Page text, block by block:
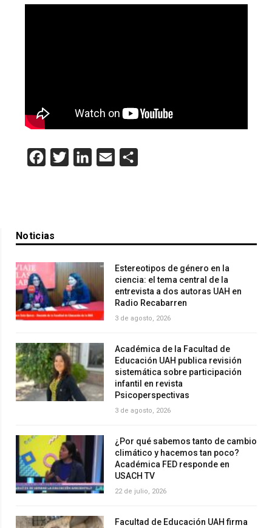
Facebook
Twitter LinkedInEmail
Noticias
Estereotipos de género en la
ciencia: el tema central de la
entrevista a dos autoras UAH en
Radio Recabarren
3 de agosto, 2026
Académica de la Facultad de
Educación UAH publica revisión
sistemática sobre participación
infantil en revista
Psicoperspectivas
3 de agosto, 2026
¿Por qué sabemos tanto de cambio
climático y hacemos tan poco?
Académica FED responde en
USACH TV
22 de julio, 2026
Facultad de Educación UAH firma